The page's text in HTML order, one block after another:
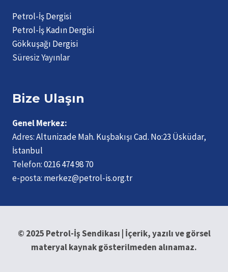
Petrol-İş Dergisi
Petrol-İş Kadın Dergisi
Gökkuşağı Dergisi
Süresiz Yayınlar
Bize Ulaşın
Genel Merkez:
Adres:Altunizade Mah. Kuşbakışı Cad. No:23 Üsküdar,
İstanbul
Telefon:0216 474 98 70
e-posta: merkez@petrol-is.org.tr
© 2025 Petrol-İş Sendikası | İçerik, yazılı ve görsel
materyal kaynak gösterilmeden alınamaz.